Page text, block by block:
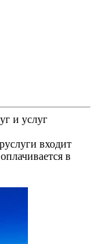
и услуг
входит
в